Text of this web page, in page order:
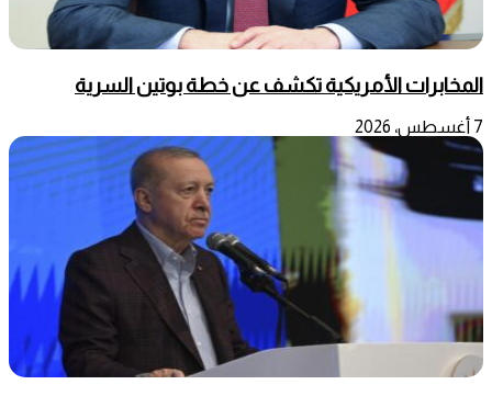
المخابرات الأمريكية تكشف عن خطة بوتين السرية
7 أغسطس، 2026